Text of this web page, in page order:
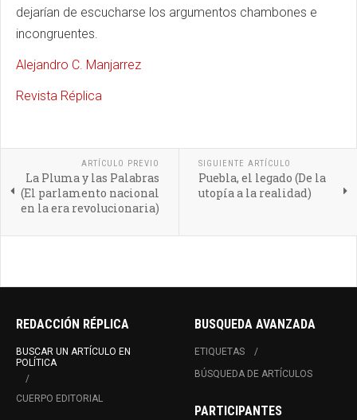
dejarían de escucharse los argumentos chambones e
incongruentes.
Alejandro C. Manjarrez
Revista Réplica
ARTÍCULO PREVIO
La Pluma y las Palabras
(El parlamento nacional
en la era revolucionaria)
SIGUIENTE ARTÍCULO
Puebla, el legado (De la
utopía a la realidad)
REDACCIÓN RÉPLICA
BUSCAR UN ARTÍCULO EN
POLÍTICA
CUERPO EDITORIAL
BUSQUEDA AVANZADA
ETIQUETAS
BÚSQUEDA DE ARTÍCULOS
PARTICIPANTES